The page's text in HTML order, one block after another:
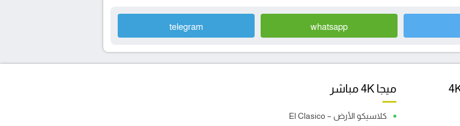
whatsapp
telegram
ميجا 4K مباشر
كلاسيكو الأرض – El Clasico